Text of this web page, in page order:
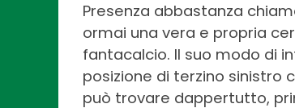
Presenza abbastanza
ormai una vera e propria
fantacalcio. Il suo modo di
posizione di terzino sinistro
può trovare dappertutto,